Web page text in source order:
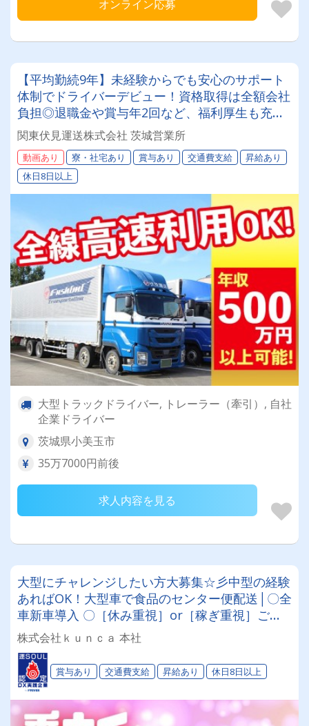
オンライン応募
【平均勤続9年】未経験からでも安心のサポート
体制でドライバーデビュー！資格取得は全額会社
負担◎退職金や賞与年2回など、福利厚生も充
実！関東周辺の地場・中距離メインで、安定して
長く働きたい方はぜひ当社へ！
関東伏見運送株式会社 茨城営業所
動画あり 寮・社宅あり 賞与あり 交通費支給
昇給あり
休日8日以上
大型トラックドライバー, トレーラー（牽引）, 自社
企業ドライバー
茨城県小美玉市
35万7000円前後
求人内容を見る
大型にチャレンジしたい方大募集☆彡中型の経験
あればOK！大型車で食品のセンター便配送│〇全
車新車導入 〇［休み重視］or［稼ぎ重視］ご希
望お聞かせください。
株式会社ｋｕｎｃａ 本社
賞与あり 交通費支給 昇給あり 休日8日以上